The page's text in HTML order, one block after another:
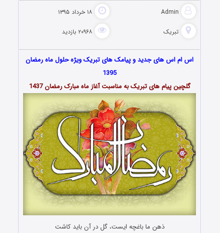
Admin ۱۸ خرداد ۱۳۹۵
تبریک ۲۰۹۶۸ بازدید
اس ام اس های جدید و پیامک های تبریک ویژه حلول ماه رمضان
1395
گلچین پیام های تبریک به مناسبت آغاز ماه مبارک رمضان 1437
ذهن ما باغچه ایست، گل در آن باید کاشت